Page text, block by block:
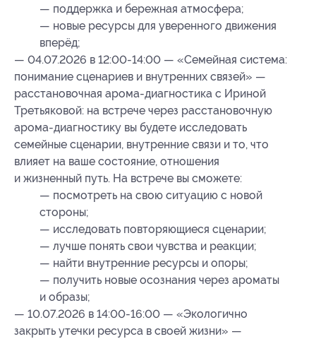
— поддержка и бережная атмосфера;
— новые ресурсы для уверенного движения
вперёд;
— 04.07.2026 в 12:00-14:00 — «Семейная система:
понимание сценариев и внутренних связей» —
расстановочная арома-диагностика с Ириной
Третьяковой: на встрече через расстановочную
арома-диагностику вы будете исследовать
семейные сценарии, внутренние связи и то, что
влияет на ваше состояние, отношения
и жизненный путь. На встрече вы сможете:
— посмотреть на свою ситуацию с новой
стороны;
— исследовать повторяющиеся сценарии;
— лучше понять свои чувства и реакции;
— найти внутренние ресурсы и опоры;
— получить новые осознания через ароматы
и образы;
— 10.07.2026 в 14:00-16:00 — «Экологично
закрыть утечки ресурса в своей жизни» —